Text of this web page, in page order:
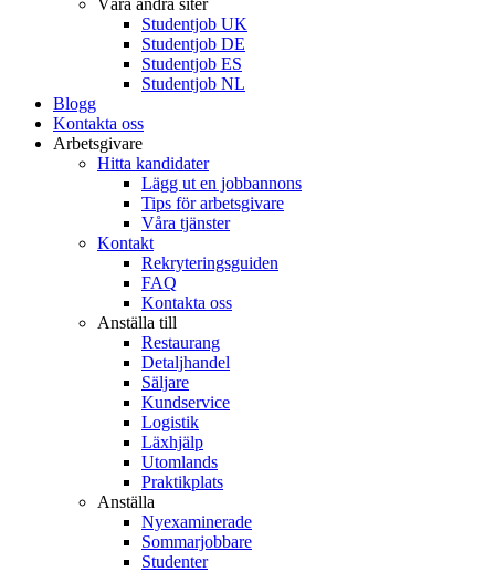
Våra andra siter
Studentjob UK
Studentjob DE
Studentjob ES
Studentjob NL
Blogg
Kontakta oss
Arbetsgivare
Hitta kandidater
Lägg ut en jobbannons
Tips för arbetsgivare
Våra tjänster
Kontakt
Rekryteringsguiden
FAQ
Kontakta oss
Anställa till
Restaurang
Detaljhandel
Säljare
Kundservice
Logistik
Läxhjälp
Utomlands
Praktikplats
Anställa
Nyexaminerade
Sommarjobbare
Studenter